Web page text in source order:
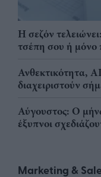
Η σεζόν
τσέπη σου ή μόνο
Ανθεκτικότητα,
διαχειριστούν
Αύγουστος: Ο
έξυπνοι
Marketing &